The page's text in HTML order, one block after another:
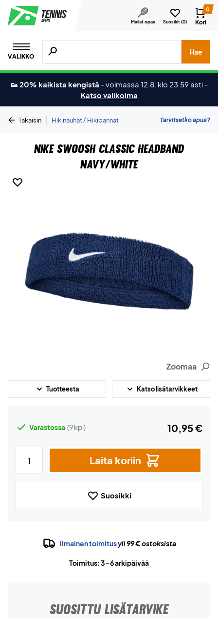
Mailat opas Suosikit (0)
0
Kori
VALIKKO
Hae tuotteita, merkkejä jne.
Hae
👟 20% kaikista kengistä -voimassa 12.8. klo 23.59 asti -
Katso valikoima
Takaisin | Hikinauhat / Hikipannat Tarvitsetko apua?
Nike Swoosh Classic Headband
Navy/White
Zoomaa
Tuotteesta Katso lisätarvikkeet
Varastossa (9 kpl) 10,95 €
Laita koriin
Suosikki
Ilmainen toimitusyli 99 € ostoksista
Toimitus: 3-6 arkipäivää
SUOSITTU LISÄTARVIKE